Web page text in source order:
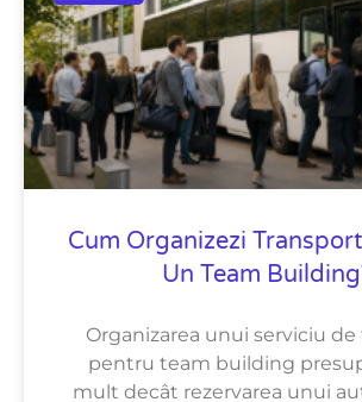
Cum Organizezi
Un Team
Organizarea unui serviciu
pentru team building
mult decât rezervarea unui